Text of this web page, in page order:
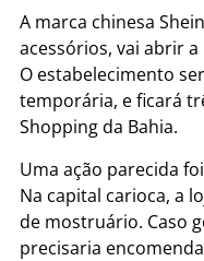
A marca chinesa
acessórios, vai abrir
O estabelecimento
temporária, e ficará
Shopping da Bahia.
Uma ação parecida
Na capital carioca, a
de mostruário. Caso
precisaria